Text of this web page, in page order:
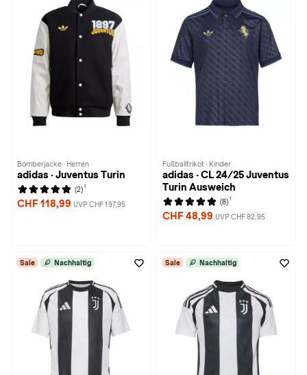
Bomberjacke · Herren
adidas · Juventus Turin
(2) 1
CHF 118,99 UVP CHF 197,95
Fußballtrikot · Kinder
adidas · CL 24/25 Juventus
Turin Ausweich
(8) 1
CHF 48,99 UVP CHF 82,95
Sale Nachhaltig Sale Nachhaltig